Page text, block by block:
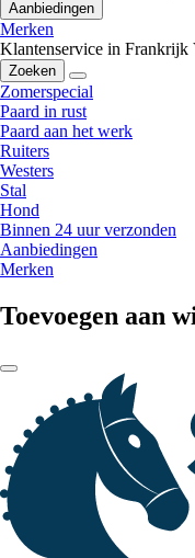
Aanbiedingen
Merken
Klantenservice in Frankrijk
Zoeken
Zomerspecial
Paard in rust
Paard aan het werk
Ruiters
Westers
Stal
Hond
Binnen 24 uur verzonden
Aanbiedingen
Merken
Toevoegen aan